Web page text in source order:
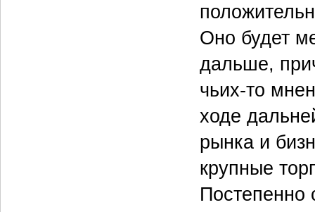
Оно будет
дальше,
чьих-то
ходе
рынка и
крупные
Постепенно